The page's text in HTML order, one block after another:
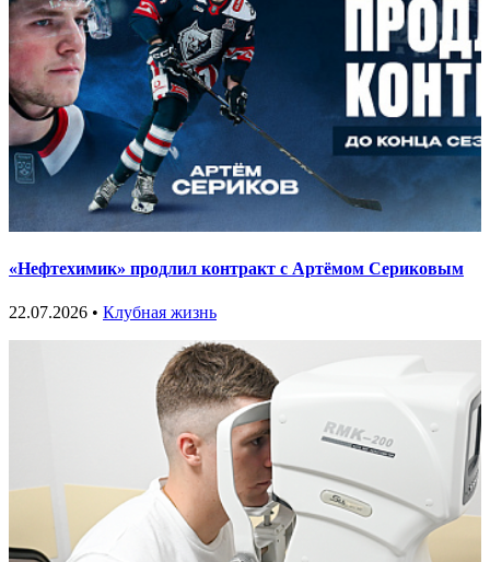
«Нефтехимик» продлил контракт с Артёмом Сериковым
22.07.2026 • Клубная жизнь